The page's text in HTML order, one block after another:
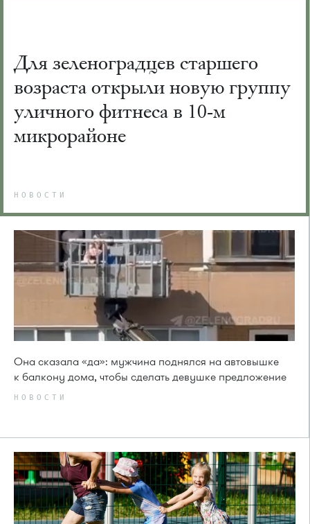
Для зеленоградцев старшего
возраста открыли новую группу
уличного фитнеса в 10-м
микрорайоне
НОВОСТИ
Она сказала «да»: мужчина поднялся на автовышке
к балкону дома, чтобы сделать девушке предложение
НОВОСТИ